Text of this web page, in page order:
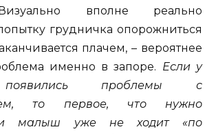
вполне реально
грудничка опорожниться
плачем, – вероятнее
именно в запоре. Если у
проблемы с
то первое, что нужно
малыш уже не ходит «по